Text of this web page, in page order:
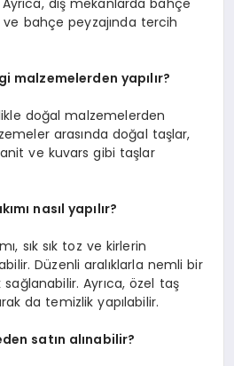
ve bahçe peyzajında tercih
malzemelerden yapılır?
doğal malzemelerden
arasında doğal taşlar,
ve kuvars gibi taşlar
nasıl yapılır?
sık sık toz ve kirlerin
Düzenli aralıklarla nemli bir
Ayrıca, özel taş
da temizlik yapılabilir.
satın alınabilir?